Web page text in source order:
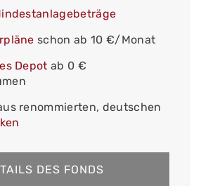
schon ab 10 €/Monat
Depot ab 0 €
renommierten, deutschen
DES FONDS